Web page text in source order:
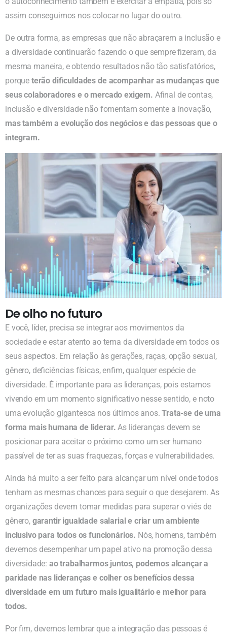
assim conseguimos nos colocar no lugar do outro.
De outra forma, as empresas que não abraçarem a inclusão e
a diversidade continuarão fazendo o que sempre fizeram, da
mesma maneira, e obtendo resultados não tão satisfatórios,
porque terão dificuldades de acompanhar as mudanças que
seus colaboradores e o mercado exigem. Afinal de contas,
inclusão e diversidade não fomentam somente a inovação,
mas também a evolução dos negócios e das pessoas que o
integram.
De olho no futuro
E você, líder, precisa se integrar aos movimentos da
sociedade e estar atento ao tema da diversidade em todos os
seus aspectos. Em relação às gerações, raças, opção sexual,
gênero, deficiências físicas, enfim, qualquer espécie de
diversidade. É importante para as lideranças, pois estamos
vivendo em um momento significativo nesse sentido, e noto
uma evolução gigantesca nos últimos anos.Trata-se de uma
forma mais humana de liderar. As lideranças devem se
posicionar para aceitar o próximo como um ser humano
passível de ter as suas fraquezas, forças e vulnerabilidades.
Ainda há muito a ser feito para alcançar um nível onde todos
tenham as mesmas chances para seguir o que desejarem. As
organizações devem tomar medidas para superar o viés de
gênero, garantir igualdade salarial e criar um ambiente
inclusivo para todos os funcionários. Nós, homens, também
devemos desempenhar um papel ativo na promoção dessa
diversidade: ao trabalharmos juntos, podemos alcançar a
paridade nas lideranças e colher os benefícios dessa
diversidade em um futuro mais igualitário e melhor para
todos.
Por fim, devemos lembrar que a integração das pessoas é